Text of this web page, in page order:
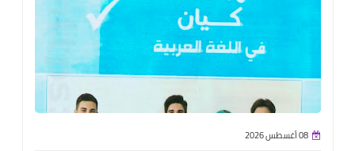
08 أغسطس 2026